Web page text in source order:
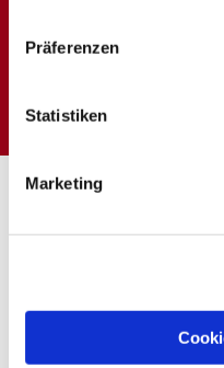
Präferenzen
Statistiken
Marketing
Dies